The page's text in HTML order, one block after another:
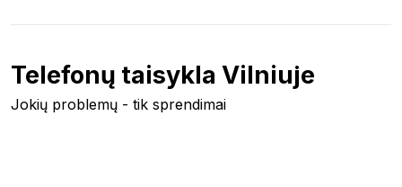
Telefonų taisykla Vilniuje
Jokių problemų - tik sprendimai